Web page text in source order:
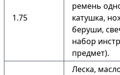
1.75
ремень
катушка,
беруши,
набор
предмет).
Леска,